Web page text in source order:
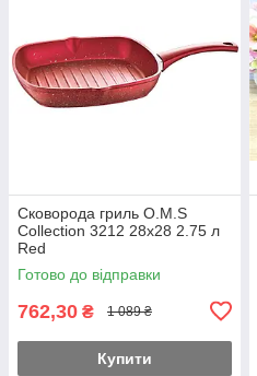
Сковорода гриль O.M.S
Collection 3212 28х28 2.75 л
Red
Готово до відправки
762,30 ₴ 1 089 ₴
Купити